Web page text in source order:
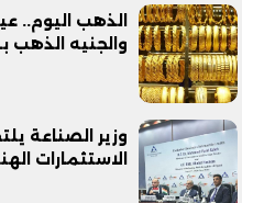
والجنيه الذهب بـ48760
الاستثمارات